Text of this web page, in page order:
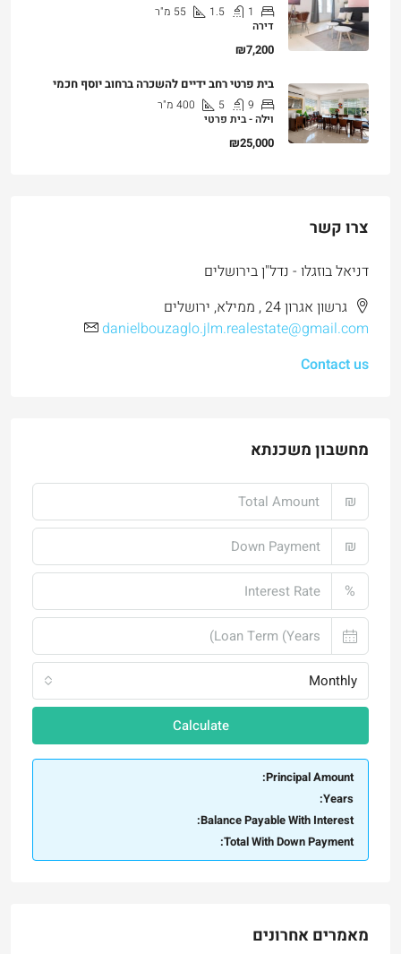
1
1.5
55 מ"ר
דירה
₪7,200
בית פרטי רחב ידיים להשכרה ברחוב יוסף חכמי
9
5
400 מ"ר
וילה - בית פרטי
₪25,000
צרו קשר
דניאל בוזגלו - נדל"ן בירושלים
גרשון אגרון 24 , ממילא, ירושלים
danielbouzaglo.jlm.realestate@gmail.com
Contact us
מחשבון משכנתא
₪
₪
%
Monthly
Calculate
Principal Amount:
Years:
Balance Payable With Interest:
Total With Down Payment:
מאמרים אחרונים